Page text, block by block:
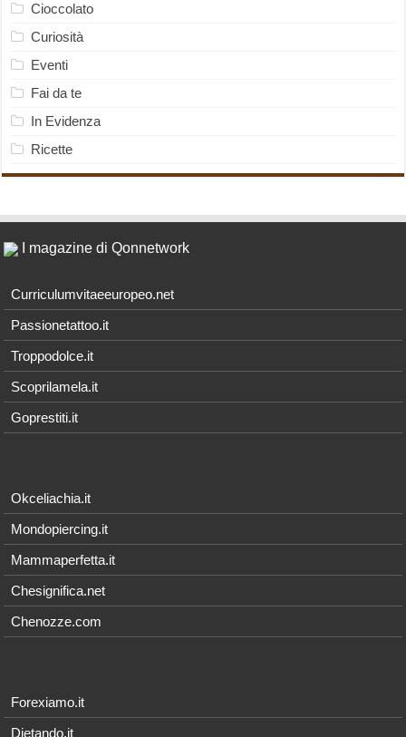
Cioccolato
Curiosità
Eventi
Fai da te
In Evidenza
Ricette
I magazine di Qonnetwork
Curriculumvitaeeuropeo.net
Passionetattoo.it
Troppodolce.it
Scoprilamela.it
Goprestiti.it
Okceliachia.it
Mondopiercing.it
Mammaperfetta.it
Chesignifica.net
Chenozze.com
Forexiamo.it
Dietando.it